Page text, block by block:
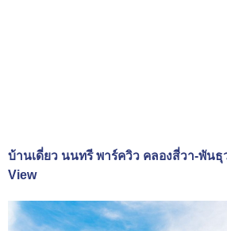
บ้านเดี่ยว นนทรี พาร์ควิว คลองสี่วา-พัน
View